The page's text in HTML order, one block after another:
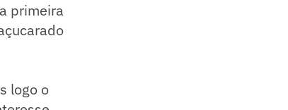
primeira
logo o